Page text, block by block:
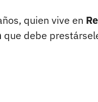
quien vive en
que debe